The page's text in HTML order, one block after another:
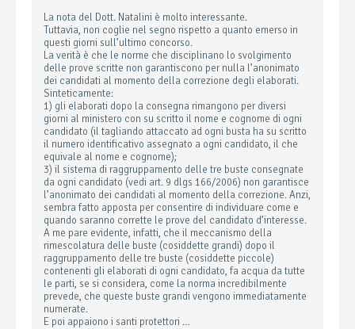
La nota del Dott. Natalini è molto interessante.
Tuttavia, non coglie nel segno rispetto a quanto emerso in
questi giorni sull’ultimo concorso.
La verità è che le norme che disciplinano lo svolgimento
delle prove scritte non garantiscono per nulla l’anonimato
dei candidati al momento della correzione degli elaborati.
Sinteticamente:
1) gli elaborati dopo la consegna rimangono per diversi
giorni al ministero con su scritto il nome e cognome di ogni
candidato (il tagliando attaccato ad ogni busta ha su scritto
il numero identificativo assegnato a ogni candidato, il che
equivale al nome e cognome);
3) il sistema di raggruppamento delle tre buste consegnate
da ogni candidato (vedi art. 9 dlgs 166/2006) non garantisce
l’anonimato dei candidati al momento della correzione. Anzi,
sembra fatto apposta per consentire di individuare come e
quando saranno corrette le prove del candidato d’interesse.
A me pare evidente, infatti, che il meccanismo della
rimescolatura delle buste (cosiddette grandi) dopo il
raggruppamento delle tre buste (cosiddette piccole)
contenenti gli elaborati di ogni candidato, fa acqua da tutte
le parti, se si considera, come la norma incredibilmente
prevede, che queste buste grandi vengono immediatamente
numerate.
E poi appaiono i santi protettori …